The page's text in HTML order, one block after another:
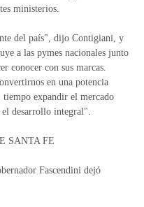
ministerios.
del país", dijo Contigiani, y
a las pymes nacionales junto
conocer con sus marcas.
en una potencia
expandir el mercado
desarrollo integral".
SANTA FE
Fascendini dejó